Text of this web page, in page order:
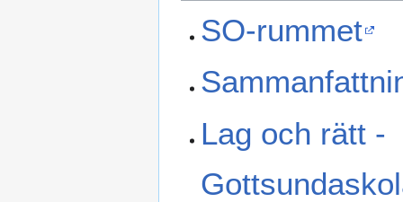
SO-rummet
Lag och rätt -